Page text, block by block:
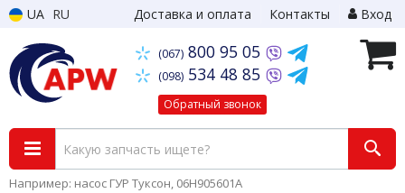
UA RU Доставка и оплата Контакты Вход
(067) 800 95 05
(098) 534 48 85
Обратный звонок
Например: насос ГУР Туксон, 06H905601A